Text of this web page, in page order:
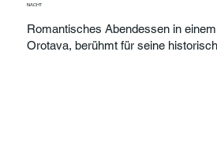
NACHT
Romantisches Abendessen in
Orotava, berühmt für seine